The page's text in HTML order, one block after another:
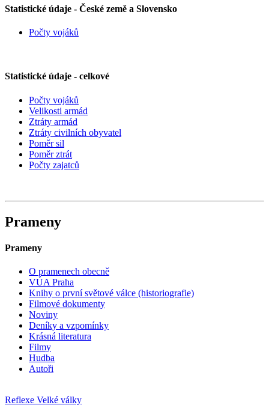
Statistické údaje - České země a Slovensko
Počty vojáků
Statistické údaje - celkové
Počty vojáků
Velikosti armád
Ztráty armád
Ztráty civilních obyvatel
Poměr sil
Poměr ztrát
Počty zajatců
Prameny
Prameny
O pramenech obecně
VÚA Praha
Knihy o první světové válce (historiografie)
Filmové dokumenty
Noviny
Deníky a vzpomínky
Krásná literatura
Filmy
Hudba
Autoři
Reflexe Velké války